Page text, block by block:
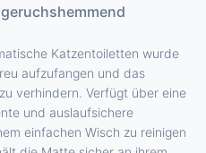
Katzentoiletten wurde
aufzufangen und das
verhindern. Verfügt über eine
und auslaufsichere
einfachen Wisch zu reinigen